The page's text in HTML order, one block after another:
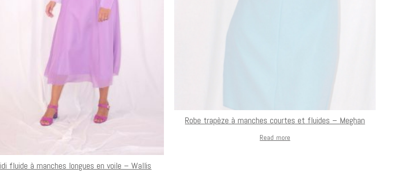
fluide à manches longues en voile – Wallis
Robe trapèze à manches courtes et fluides – Meghan
Read more